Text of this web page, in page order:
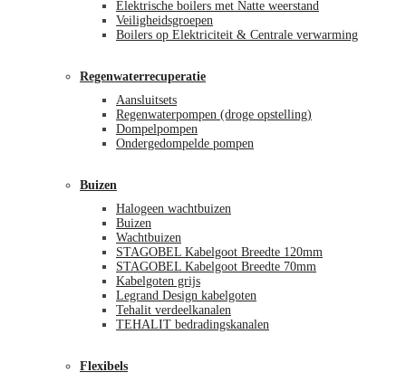
Elektrische boilers met Natte weerstand
Veiligheidsgroepen
Boilers op Elektriciteit & Centrale verwarming
Regenwaterrecuperatie
Aansluitsets
Regenwaterpompen (droge opstelling)
Dompelpompen
Ondergedompelde pompen
Buizen
Halogeen wachtbuizen
Buizen
Wachtbuizen
STAGOBEL Kabelgoot Breedte 120mm
STAGOBEL Kabelgoot Breedte 70mm
Kabelgoten grijs
Legrand Design kabelgoten
Tehalit verdeelkanalen
TEHALIT bedradingskanalen
Flexibels